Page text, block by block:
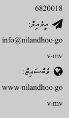
6820018
އީމެއިލް:
info@nilandhoo.go
v.mv
ވެބްސައިޓް:
www.nilandhoo.go
v.mv